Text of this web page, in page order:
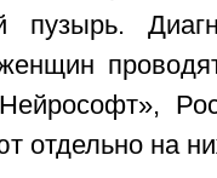
пузырь.
отдельно на